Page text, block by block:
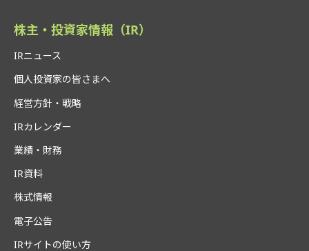
株主・投資家情報（IR）
IRニュース
個人投資家の皆さまへ
経営方針・戦略
IRカレンダー
業績・財務
IR資料
株式情報
電子公告
IRサイトの使い方